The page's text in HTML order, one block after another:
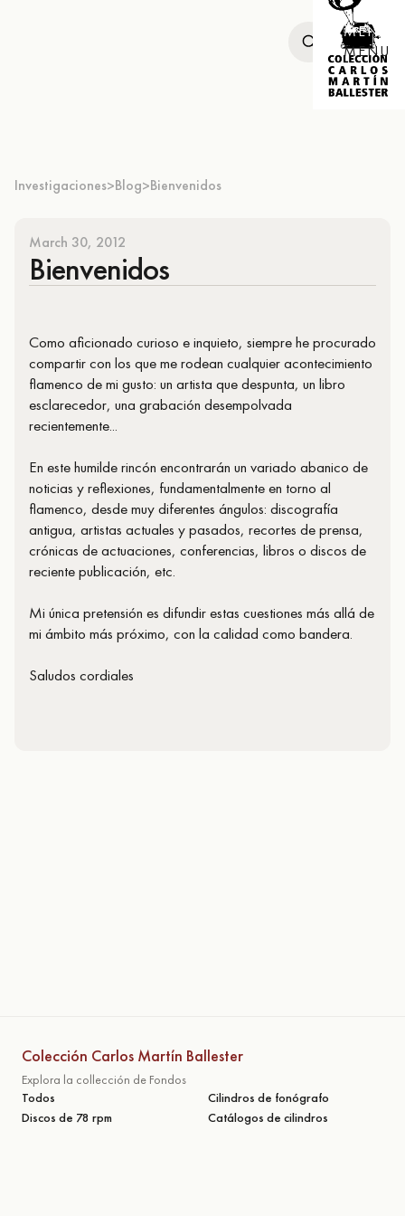
MENU
MENU
Investigaciones>Blog>Bienvenidos
March 30, 2012
Bienvenidos
Como aficionado curioso e inquieto, siempre he procurado
compartir con los que me rodean cualquier acontecimiento
flamenco de mi gusto: un artista que despunta, un libro
esclarecedor, una grabación desempolvada
recientemente...
En este humilde rincón encontrarán un variado abanico de
noticias y reflexiones, fundamentalmente en torno al
flamenco, desde muy diferentes ángulos: discografía
antigua, artistas actuales y pasados, recortes de prensa,
crónicas de actuaciones, conferencias, libros o discos de
reciente publicación, etc.
Mi única pretensión es difundir estas cuestiones más allá de
mi ámbito más próximo, con la calidad como bandera.
Saludos cordiales
Colección Carlos Martín Ballester
Explora la collección de Fondos
Todos
Cilindros de fonógrafo
Discos de 78 rpm
Catálogos de cilindros